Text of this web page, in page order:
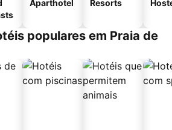
Aparthotel Resorts
populares em Praia de